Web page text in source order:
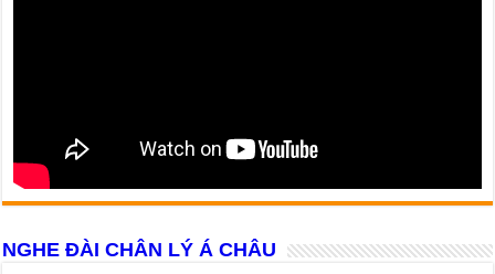
NGHE ĐÀI CHÂN LÝ Á CHÂU